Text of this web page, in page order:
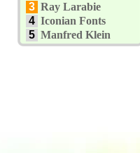
3 Ray Larabie
4 Iconian Fonts
5 Manfred Klein